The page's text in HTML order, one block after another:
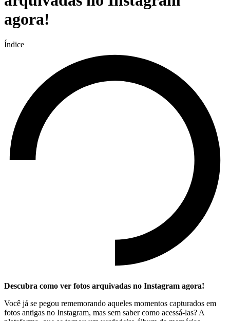
agora!
Índice
Descubra como⁤ ver fotos arquivadas no Instagram agora!
Você já se pegou‌ rememorando aqueles momentos capturados em
fotos antigas ‌no⁤ Instagram, mas⁤ sem saber⁤ como ⁢acessá-las? A